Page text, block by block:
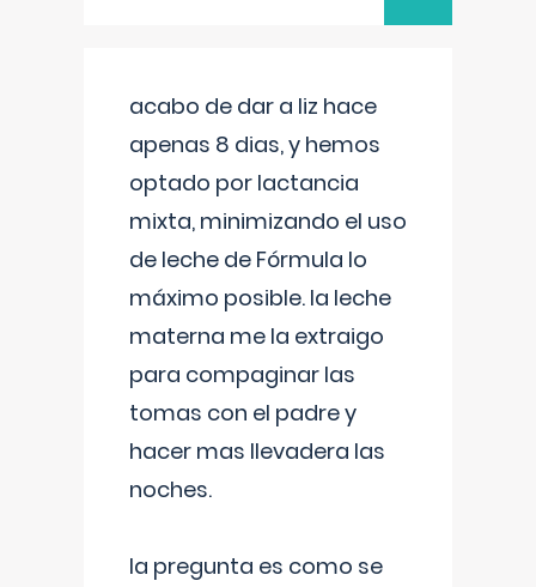
acabo de dar a liz hace
apenas 8 dias, y hemos
optado por lactancia
mixta, minimizando el uso
de leche de Fórmula lo
máximo posible. la leche
materna me la extraigo
para compaginar las
tomas con el padre y
hacer mas llevadera las
noches.
la pregunta es como se